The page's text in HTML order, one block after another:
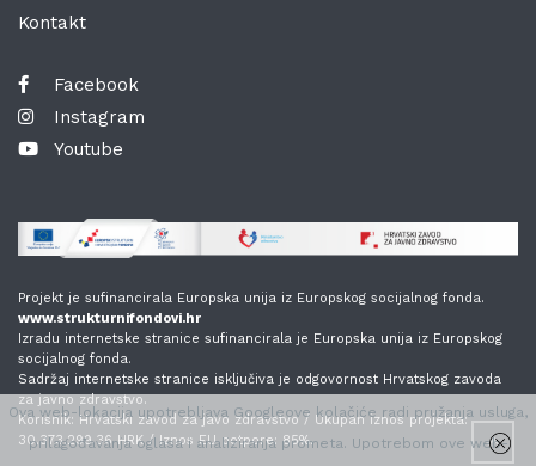
Kontakt
Facebook
Instagram
Youtube
Projekt je sufinancirala Europska unija iz Europskog socijalnog fonda.
www.strukturnifondovi.hr
Izradu internetske stranice sufinancirala je Europska unija iz Europskog
socijalnog fonda.
Sadržaj internetske stranice isključiva je odgovornost Hrvatskog zavoda
za javno zdravstvo.
Korisnik: Hrvatski zavod za javo zdravstvo / Ukupan iznos projekta:
30.373.299,36 HRK / Iznos EU potpore: 85%.
Ova web-lokacija upotrebljava Googleove kolačiće radi pružanja usluga,
prilagođavanja oglasa i analiziranja prometa. Upotrebom ove web-